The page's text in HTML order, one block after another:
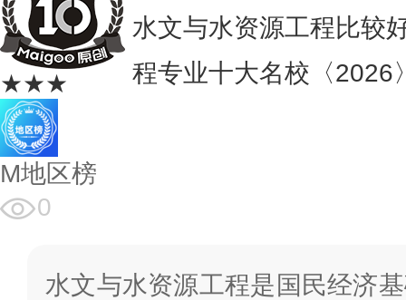
★★★
水文与水资源工程比较
程专业十大名校〈2026
M地区榜
0
水文与水资源工程是国民经济